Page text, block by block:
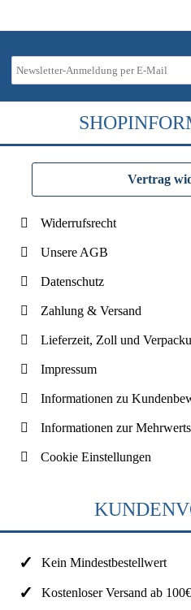
Vertrag
Widerrufsrecht
Unsere AGB
Datenschutz
Zahlung & Versand
Lieferzeit, Zoll und
Impressum
Informationen zu
Informationen zur
Cookie Einstellungen
Kein Mindestbestellwert
Kostenloser Versand ab 100€